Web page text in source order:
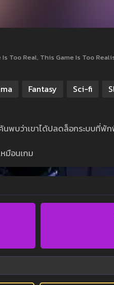
Too Real, This Game Is Too
Fantasy Sci-fi
ค้นพบว่าเขาได้ปลดล็อกระบบที่
มือนเกม